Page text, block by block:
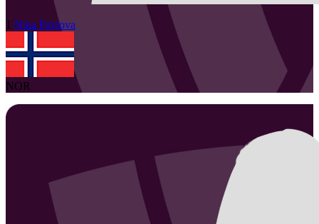
1 Nina Pavlova
NOR